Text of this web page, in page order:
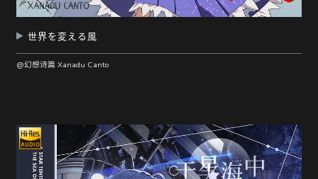
世界を変える風
@幻想诗篇 Xanadu Canto